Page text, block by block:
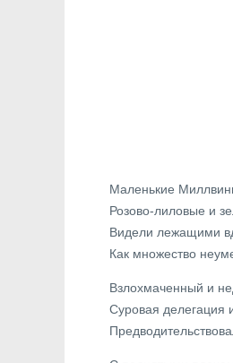
Маленькие
Розово-лиловые и
Видели лежащими
Как множество
Взлохмаченный и
Суровая делегация